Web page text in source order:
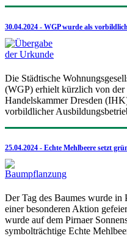
30.04.2024 - WGP wurde als
Die Städtische
(WGP) erhielt kürzlich von der
Handelskammer Dresden
vorbildlicher
25.04.2024 - Echte Mehlbeere setzt
Der Tag des Baumes wurde in
einer besonderen Aktion
wurde auf dem Pirnaer
symbolträchtige Echte